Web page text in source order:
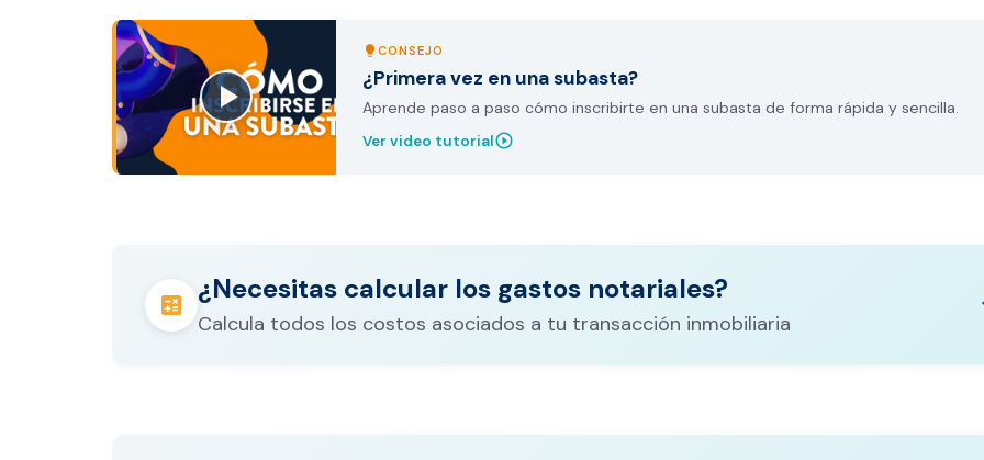
lightbulb CONSEJO
¿Primera vez en una subasta?
Aprende paso a paso cómo inscribirte en una subasta de forma rápida y sencilla.
Ver video tutorialplay_circle_outline
calculate ¿Necesitas calcular los gastos notariales?
Calcula todos los costos asociados a tu transacción inmobiliaria
Los gastos notariales incluyen escrituración,